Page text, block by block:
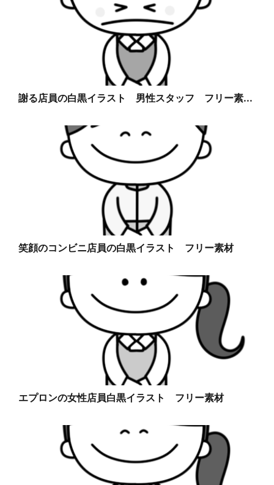
謝る店員の白黒イラスト 男性スタッフ フリー素...
笑顔のコンビニ店員の白黒イラスト フリー素材
エプロンの女性店員白黒イラスト フリー素材